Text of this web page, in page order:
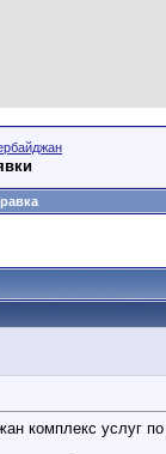
комплекс услуг